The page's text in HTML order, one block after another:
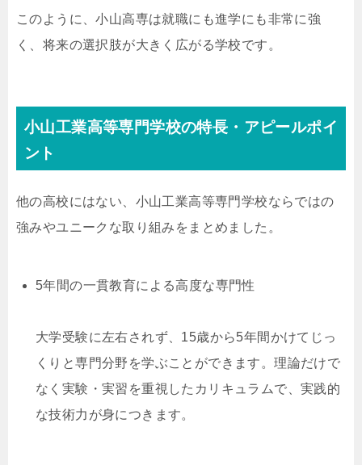
このように、小山高専は就職にも進学にも非常に強
く、将来の選択肢が大きく広がる学校です。
小山工業高等専門学校の特長・アピールポイ
ント
他の高校にはない、小山工業高等専門学校ならではの
強みやユニークな取り組みをまとめました。
5年間の一貫教育による高度な専門性
大学受験に左右されず、15歳から5年間かけてじっ
くりと専門分野を学ぶことができます。理論だけで
なく実験・実習を重視したカリキュラムで、実践的
な技術力が身につきます。